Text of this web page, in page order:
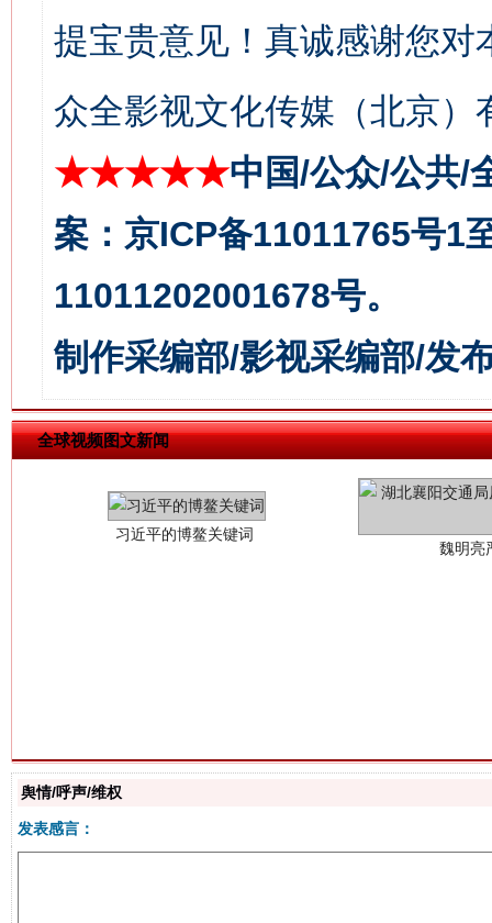
提宝贵意见！真诚感谢您
众全影视文化传媒（北京）
★★★★★中国/公众/公共/
案：京ICP备11011765号1
11011202001678号。
制作采编部/影视采编部/发
全球视频图文新闻
在谋一域中谋全局
今
习近平的博鳌关键词
魏明亮
舆情/呼声/维权
发表感言：